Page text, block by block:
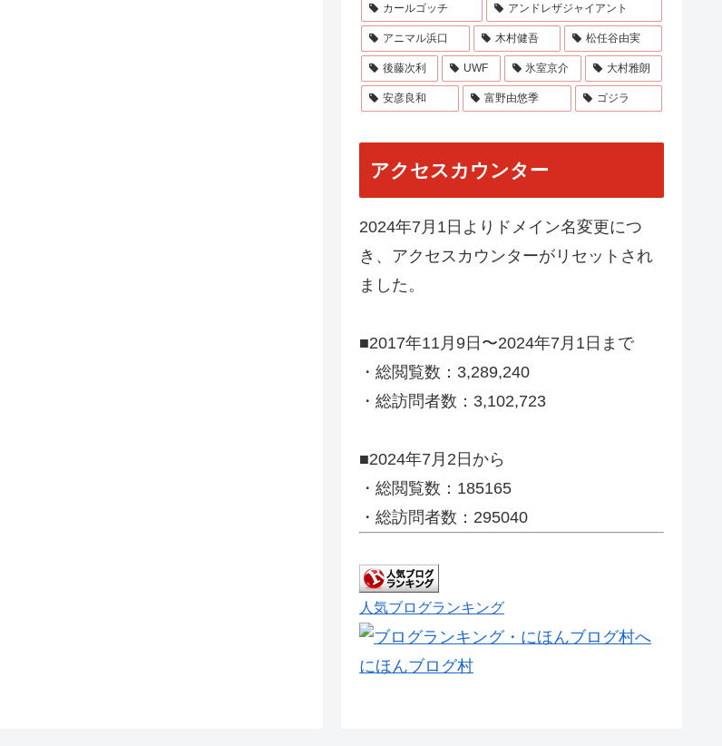
カールゴッチ アンドレザジャイアント
アニマル浜口 木村健吾 松任谷由実
後藤次利 UWF 氷室京介 大村雅朗
安彦良和 富野由悠季 ゴジラ
アクセスカウンター
2024年7月1日よりドメイン名変更につ
き、アクセスカウンターがリセットされ
ました。
■2017年11月9日〜2024年7月1日まで
・総閲覧数：3,289,240
・総訪問者数：3,102,723
■2024年7月2日から
・総閲覧数：185165
・総訪問者数：295040
人気ブログランキング
にほんブログ村